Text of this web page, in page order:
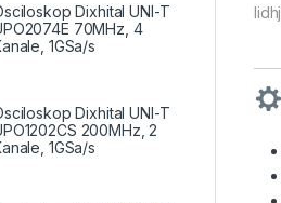
Dixhital UNI-T
70MHz, 4
1GSa/s
Dixhital UNI-T
200MHz, 2
1GSa/s